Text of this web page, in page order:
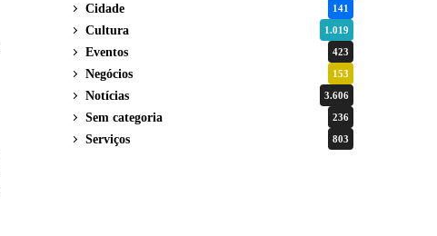
Cidade 141
Cultura 1.019
Eventos 423
Negócios 153
Notícias 3.606
Sem categoria 236
Serviços 803